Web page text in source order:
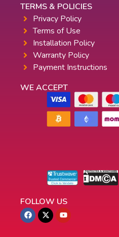
TERMS & POLICIES
Privacy Policy
Terms of Use
Installation Policy
Warranty Policy
Payment Instructions
WE ACCEPT
FOLLOW US